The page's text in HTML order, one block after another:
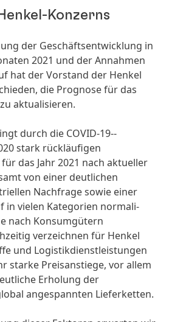
Konzerns
der Geschäfts­entwicklung in
2021 und der Annahmen
hat der Vorstand der Henkel
die Prognose für das
aktualisieren.
durch die COVID-19-­
stark rückläufigen
das Jahr 2021 nach aktueller
von einer deutlichen
Nachfrage sowie einer
in vielen Kategorien normali­
nach Konsumgütern
verzeichnen für Henkel
und Logistikdienst­leistungen
starke Preisanstiege, vor allem
Erholung der
angespannten Lieferketten.